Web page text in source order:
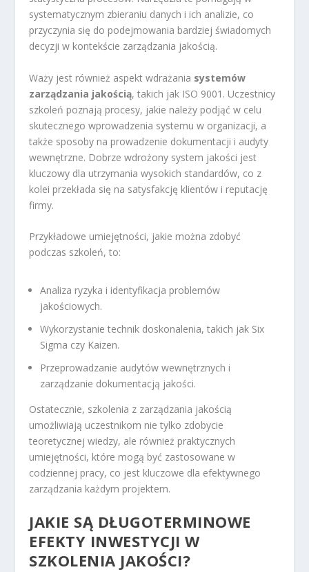
systematycznym zbieraniu danych i ich analizie, co
przyczynia się do podejmowania bardziej świadomych
decyzji w kontekście zarządzania jakością.
Waży jest również aspekt wdrażania systemów
zarządzania jakością, takich jak ISO 9001. Uczestnicy
szkoleń poznają procesy, jakie należy podjąć w celu
skutecznego wprowadzenia systemu w organizacji, a
także sposoby na prowadzenie dokumentacji i audyty
wewnętrzne. Dobrze wdrożony system jakości jest
kluczowy dla utrzymania wysokich standardów, co z
kolei przekłada się na satysfakcję klientów i reputację
firmy.
Przykładowe umiejętności, jakie można zdobyć
podczas szkoleń, to:
Analiza ryzyka i identyfikacja problemów
jakościowych.
Wykorzystanie technik doskonalenia, takich jak Six
Sigma czy Kaizen.
Przeprowadzanie audytów wewnętrznych i
zarządzanie dokumentacją jakości.
Ostatecznie, szkolenia z zarządzania jakością
umożliwiają uczestnikom nie tylko zdobycie
teoretycznej wiedzy, ale również praktycznych
umiejętności, które mogą być zastosowane w
codziennej pracy, co jest kluczowe dla efektywnego
zarządzania każdym projektem.
JAKIE SĄ DŁUGOTERMINOWE
EFEKTY INWESTYCJI W
SZKOLENIA JAKOŚCI?